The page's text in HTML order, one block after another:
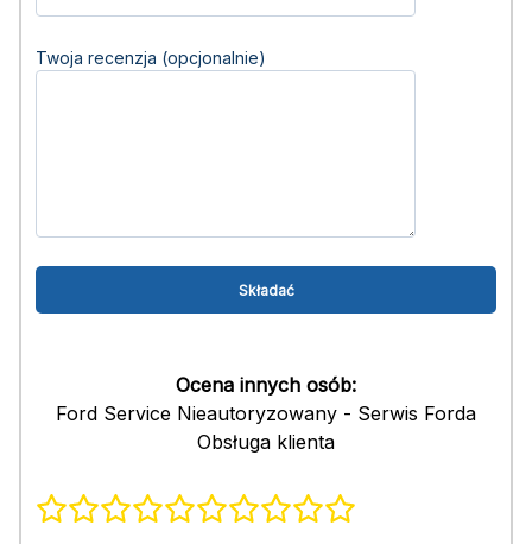
Twoja recenzja (opcjonalnie)
Ocena innych osób:
Ford Service Nieautoryzowany - Serwis Forda
Obsługa klienta